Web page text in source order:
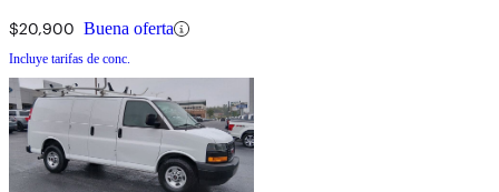
$20,900 Buena oferta
Incluye tarifas de conc.